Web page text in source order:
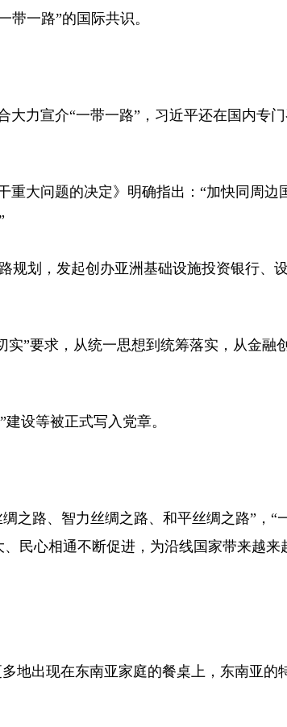
一路”的国际共识。
力宣介“一带一路”，习近平还在国内专
大问题的决定》明确指出：“加快同周边
划，发起创办亚洲基础设施投资银行、
”要求，从统一思想到统筹落实，从金融
设等被正式写入党章。
路、智力丝绸之路、和平丝绸之路”，“
民心相通不断促进，为沿线国家带来越来
出现在东南亚家庭的餐桌上，东南亚的